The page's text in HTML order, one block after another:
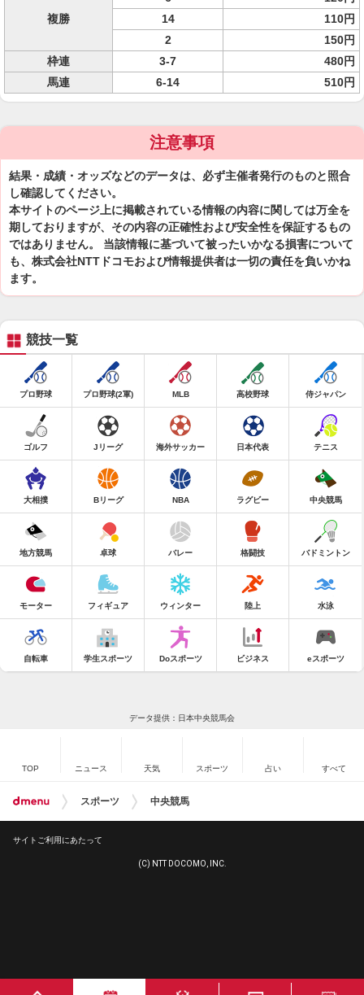
複勝
14
110円
2
150円
枠連
3-7
480円
馬連
6-14 510円
注意事項
結果・成績・オッズなどのデータは、必ず主催者発行のものと照合
し確認してください。
本サイトのページ上に掲載されている情報の内容に関しては万全を
期しておりますが、その内容の正確性および安全性を保証するもの
ではありません。 当該情報に基づいて被ったいかなる損害について
も、株式会社NTTドコモおよび情報提供者は一切の責任を負いかね
ます。
競技一覧
プロ野球 プロ野球(2軍) MLB 高校野球 侍ジャパン
ゴルフ Jリーグ 海外サッカー 日本代表 テニス
大相撲 Bリーグ NBA ラグビー 中央競馬
地方競馬 卓球 バレー 格闘技 バドミントン
モーター フィギュア ウィンター 陸上 水泳
自転車 学生スポーツ Doスポーツ ビジネス eスポーツ
データ提供：日本中央競馬会
TOP ニュース 天気 スポーツ 占い すべて
スポーツ 中央競馬
サイトご利用にあたって
(C) NTT DOCOMO, INC.